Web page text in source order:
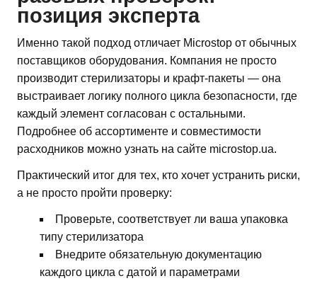
позиция эксперта
Именно такой подход отличает Microstop от обычных
поставщиков оборудования. Компания не просто
производит стерилизаторы и крафт-пакеты — она
выстраивает логику полного цикла безопасности, где
каждый элемент согласован с остальными.
Подробнее об ассортименте и совместимости
расходников можно узнать на сайте microstop.ua.
Практический итог для тех, кто хочет устранить риски,
а не просто пройти проверку:
Проверьте, соответствует ли ваша упаковка
типу стерилизатора
Внедрите обязательную документацию
каждого цикла с датой и параметрами